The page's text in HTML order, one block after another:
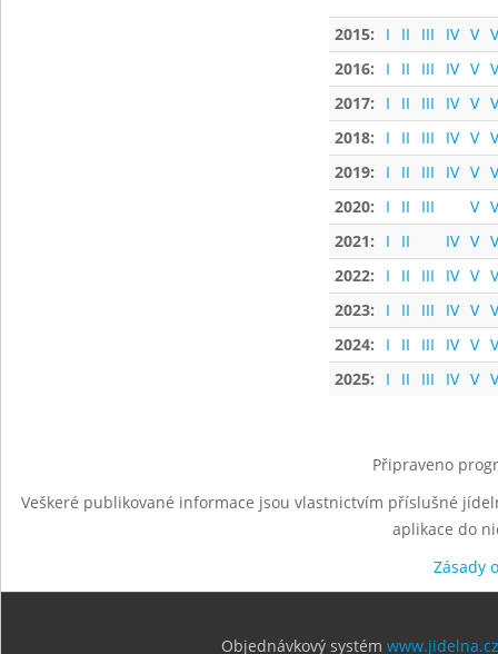
2015: I II III IV V
2016:
I II III IV V
2017:
I II III IV V
2018:
I II III IV V
2019:
I II III IV V
2020:
I II III V
2021:
I II IV V
2022:
I II III IV V
2023:
I II III IV V
2024:
I II III IV V
2025:
I II III IV V
Připraveno
Veškeré publikované informace jsou vlastnictvím příslušné
aplikace do
Zásady
Objednávkový systém www.jidelna.cz